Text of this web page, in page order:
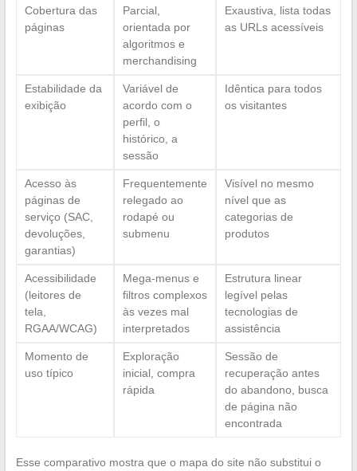
Cobertura das
páginas
Parcial,
orientada por
algoritmos e
merchandising
Exaustiva, lista todas
as URLs acessíveis
Estabilidade da
exibição
Variável de
acordo com o
perfil, o
histórico, a
sessão
Idêntica para todos
os visitantes
Acesso às
páginas de
serviço (SAC,
devoluções,
garantias)
Frequentemente
relegado ao
rodapé ou
submenu
Visível no mesmo
nível que as
categorias de
produtos
Acessibilidade
(leitores de
tela,
RGAA/WCAG)
Mega-menus e
filtros complexos
às vezes mal
interpretados
Estrutura linear
legível pelas
tecnologias de
assistência
Momento de
uso típico
Exploração
inicial, compra
rápida
Sessão de
recuperação antes
do abandono, busca
de página não
encontrada
Esse comparativo mostra que o mapa do site não substitui o